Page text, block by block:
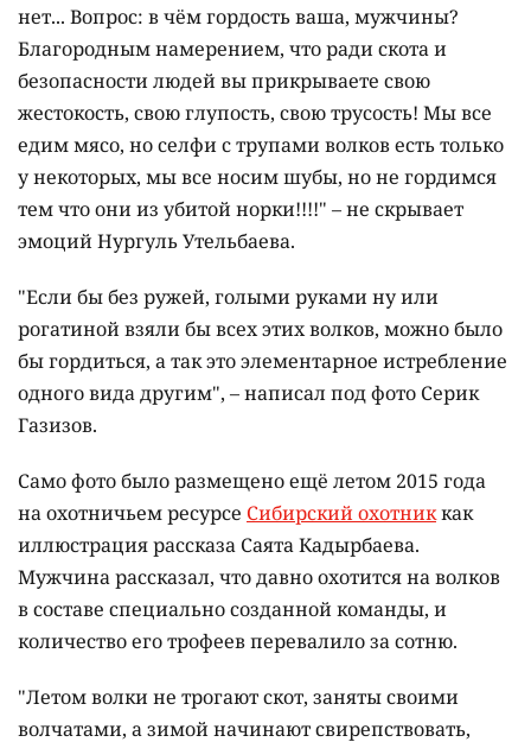
нет... Вопрос: в чём гордость ваша, мужчины?
Благородным намерением, что ради скота и
безопасности людей вы прикрываете свою
жестокость, свою глупость, свою трусость! Мы все
едим мясо, но селфи с трупами волков есть только
у некоторых, мы все носим шубы, но не гордимся
тем что они из убитой норки!!!!" – не скрывает
эмоций Нургуль Утельбаева.
"Если бы без ружей, голыми руками ну или
рогатиной взяли бы всех этих волков, можно было
бы гордиться, а так это элементарное истребление
одного вида другим", – написал под фото Серик
Газизов.
Само фото было размещено ещё летом 2015 года
на охотничьем ресурсе Сибирский охотниккак
иллюстрация рассказа Саята Кадырбаева.
Мужчина рассказал, что давно охотится на волков
в составе специально созданной команды, и
количество его трофеев перевалило за сотню.
"Летом волки не трогают скот, заняты своими
волчатами, а зимой начинают свирепствовать,